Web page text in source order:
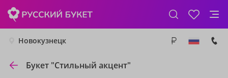
Новокузнецк
Букет "Стильный акцент"